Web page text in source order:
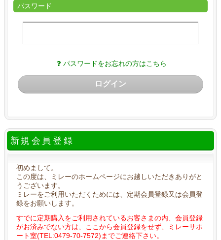
パスワード
パスワードをお忘れの方はこちら
ログイン
新規会員登録
初めまして。
この度は、ミレーのホームページにお越しいただきありがと
うございます。
ミレーをご利用いただくためには、定期会員登録又は会員登
録をお願いします。
すでに定期購入をご利用されているお客さまの内、会員登録
がお済みでない方は、ここから会員登録をせず、ミレーサポ
ート室(TEL:0479-70-7572)までご連絡下さい。